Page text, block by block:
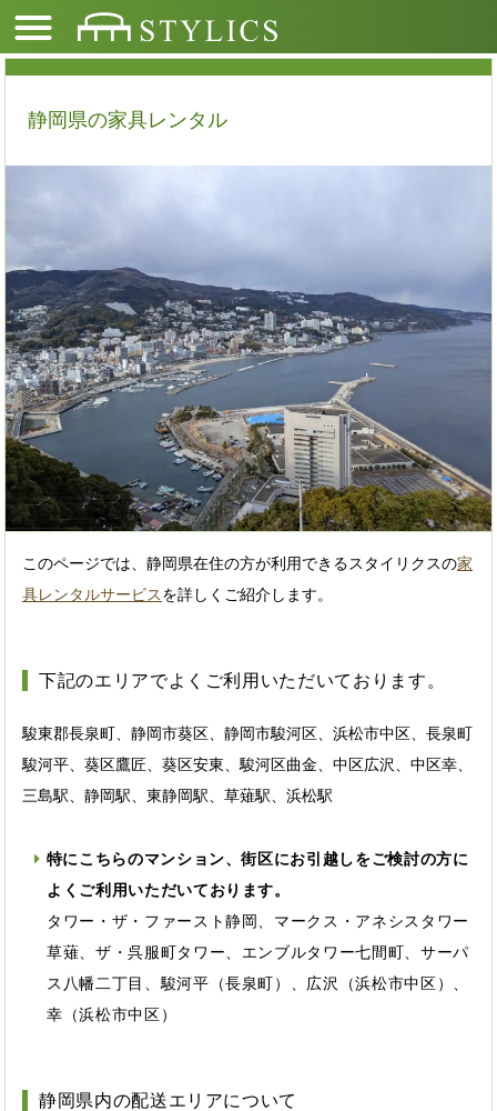
静岡県の家具レンタル
このページでは、静岡県在住の方が利用できるスタイリクスの家
具レンタルサービス を詳しくご紹介します。
下記のエリアでよくご利用いただいております。
駿東郡長泉町、静岡市葵区、静岡市駿河区、浜松市中区、長泉町
駿河平、葵区鷹匠、葵区安東、駿河区曲金、中区広沢、中区幸、
三島駅、静岡駅、東静岡駅、草薙駅、浜松駅
特にこちらのマンション、街区にお引越しをご検討の方に
よくご利用いただいております。
タワー・ザ・ファースト静岡、マークス・アネシスタワー
草薙、ザ・呉服町タワー、エンブルタワー七間町、サーパ
ス八幡二丁目、駿河平（長泉町）、広沢（浜松市中区）、
幸（浜松市中区）
静岡県内の配送エリアについて